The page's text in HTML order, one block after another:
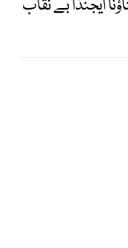
ایجنڈا بے نقاب